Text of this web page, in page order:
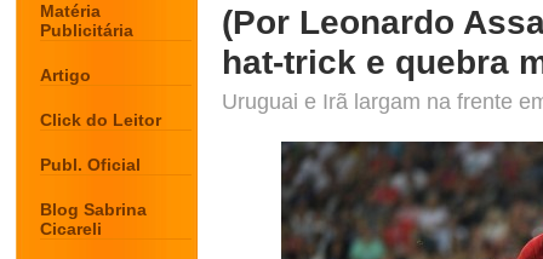
Matéria
Publicitária
Artigo
Click do Leitor
Publ. Oficial
Blog Sabrina
Cicareli
(Por Leonardo
hat-trick e quebra
Uruguai e Irã largam na frente